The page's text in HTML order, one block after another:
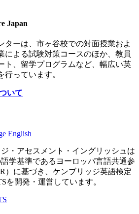
Japan
ターは、市ヶ谷校での対面授業およ
による試験対策コースのほか、教員
ト、留学プログラムなど、幅広い英
行っています。
いて
English
・アセスメント・イングリッシュは
学基準であるヨーロッパ言語共通参
）に基づき、ケンブリッジ英語検定
を開発・運営しています。